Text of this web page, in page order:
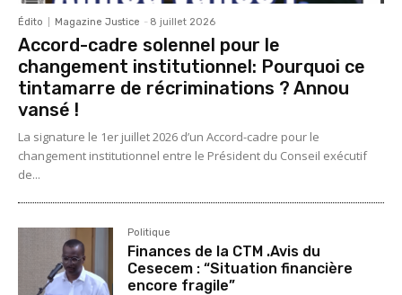
Édito Magazine Justice - 8 juillet 2026
Accord-cadre solennel pour le
changement institutionnel: Pourquoi ce
tintamarre de récriminations ? Annou
vansé !
La signature le 1er juillet 2026 d’un Accord-cadre pour le
changement institutionnel entre le Président du Conseil exécutif
de...
Politique
Finances de la CTM .Avis du
Cesecem : “Situation financière
encore fragile”